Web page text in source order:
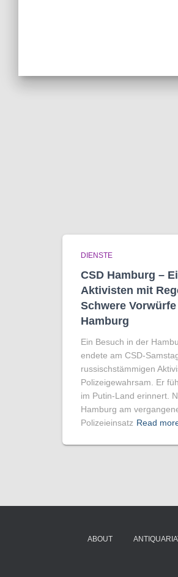
DIENSTE
CSD Hamburg –
Aktivisten mit
Schwere
Hamburg
Ein Besuch in der
endete am CSD-
russischstämmigen
Polizeigewahrsam. Er
im Putin-Land erinnert.
Hamburg am
Polizeieinsatz Read
ABOUT